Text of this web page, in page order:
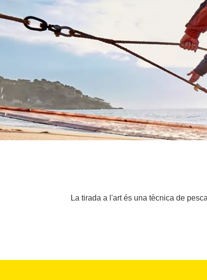
La tirada a l'art és una tècnica de